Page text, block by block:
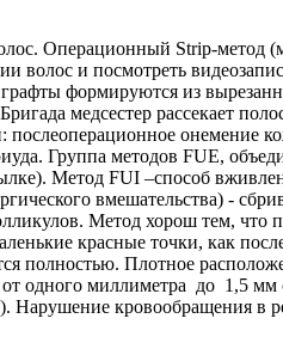
Операционный Strip-метод
волос и посмотреть
формируются из
медсестер рассекает
послеоперационное онемение
Группа методов FUE,
Метод FUI –способ
вмешательства) -
Метод хорош тем, что
красные точки, как
полностью. Плотное
одного миллиметра до 1,5
Нарушение кровообращения в